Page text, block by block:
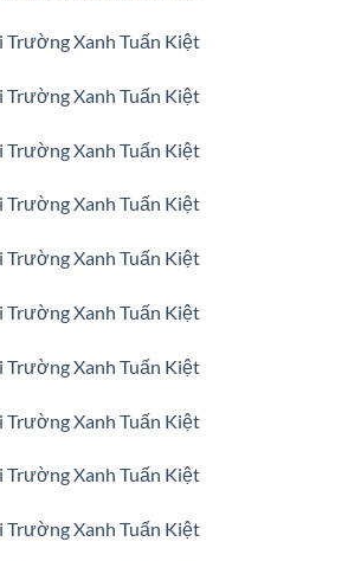
Trường Xanh Tuấn Kiệt
Trường Xanh Tuấn Kiệt
Trường Xanh Tuấn Kiệt
Trường Xanh Tuấn Kiệt
Trường Xanh Tuấn Kiệt
Trường Xanh Tuấn Kiệt
Trường Xanh Tuấn Kiệt
Trường Xanh Tuấn Kiệt
Trường Xanh Tuấn Kiệt
Trường Xanh Tuấn Kiệt